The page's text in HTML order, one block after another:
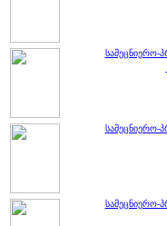
სამეცნიერო-
სამეცნიერო-
სამეცნიერო-